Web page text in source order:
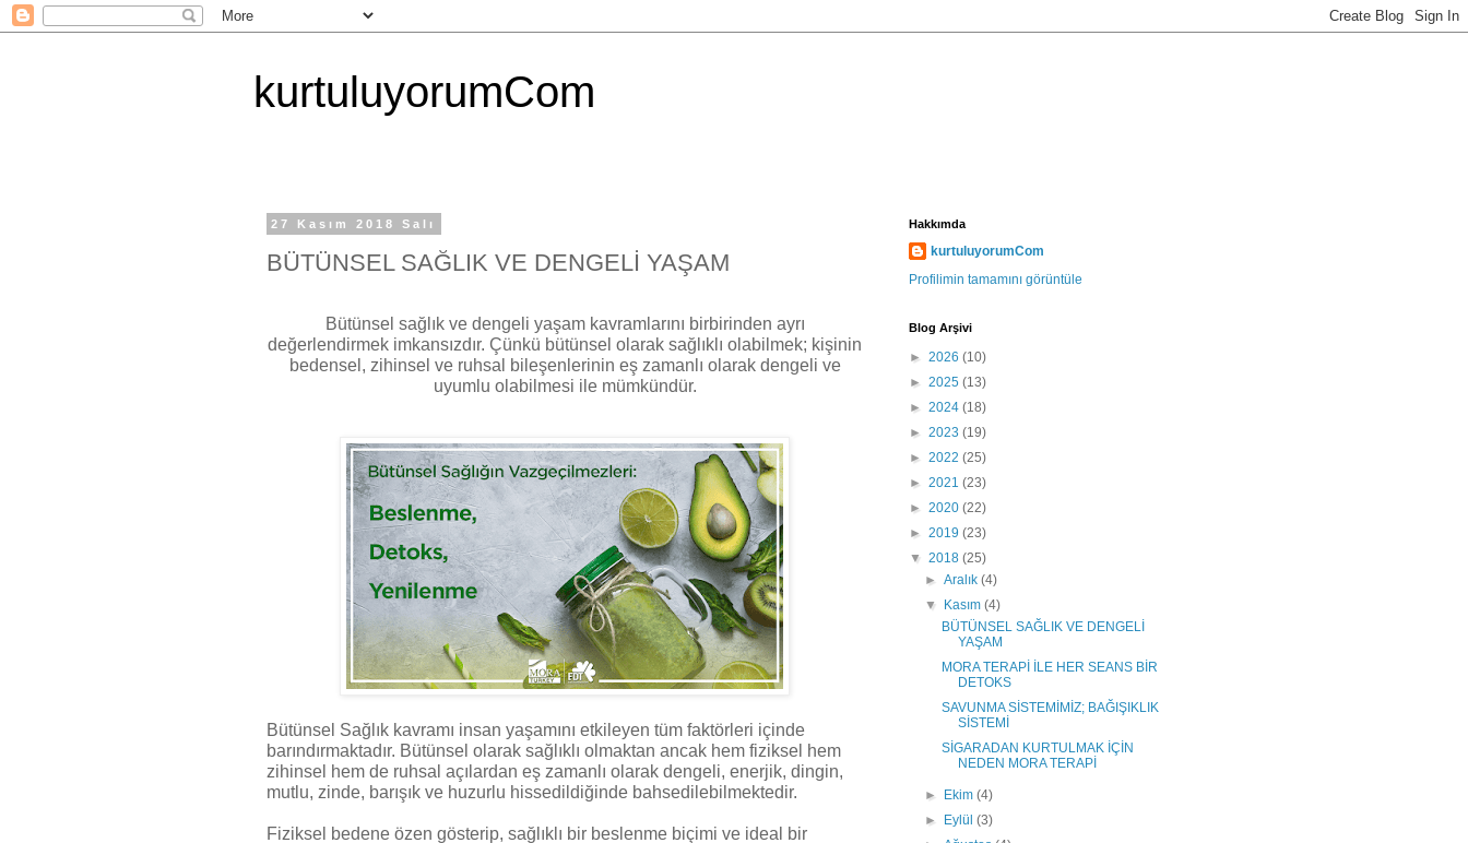
kurtuluyorumCom
27 Kasım 2018 Salı
BÜTÜNSEL SAĞLIK VE DENGELİ YAŞAM
Bütünsel sağlık ve dengeli yaşam kavramlarını birbirinden ayrı
değerlendirmek imkansızdır. Çünkü bütünsel olarak sağlıklı olabilmek; kişinin
bedensel, zihinsel ve ruhsal bileşenlerinin eş zamanlı olarak dengeli ve
uyumlu olabilmesi ile mümkündür.
Bütünsel Sağlık kavramı insan yaşamını etkileyen tüm faktörleri içinde
barındırmaktadır. Bütünsel olarak sağlıklı olmaktan ancak hem fiziksel hem
zihinsel hem de ruhsal açılardan eş zamanlı olarak dengeli, enerjik, dingin,
mutlu, zinde, barışık ve huzurlu hissedildiğinde bahsedilebilmektedir.
Fiziksel bedene özen gösterip, sağlıklı bir beslenme biçimi ve ideal bir
Hakkımda
kurtuluyorumCom
Profilimin tamamını görüntüle
Blog Arşivi
► 2026 (10)
► 2025 (13)
► 2024 (18)
► 2023 (19)
► 2022 (25)
► 2021 (23)
► 2020 (22)
► 2019 (23)
▼ 2018 (25)
►Aralık(4)
▼
Kasım(4)
BÜTÜNSEL SAĞLIK VE DENGELİ
YAŞAM
MORA TERAPİ İLE HER SEANS BİR
DETOKS
SAVUNMA SİSTEMİMİZ; BAĞIŞIKLIK
SİSTEMİ
SİGARADAN KURTULMAK İÇİN
NEDEN MORA TERAPİ
► Ekim(4)
►
Eylül(3)